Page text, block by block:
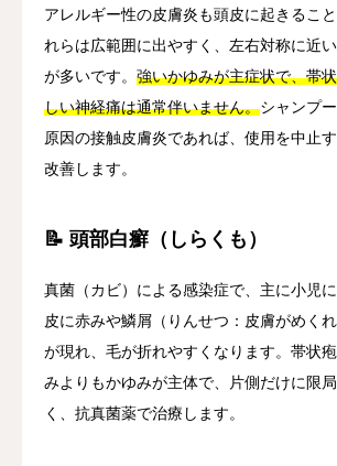
アレルギー性の皮膚炎も頭皮に起きるこ
れらは広範囲に出やすく、左右対称に近
が多いです。 強いかゆみが主症状で、帯
しい神経痛は通常伴いません。シャンプ
原因の接触皮膚炎であれば、使用を中止
改善します。
📝 頭部白癬（しらくも）
真菌（カビ）による感染症で、主に小児
皮に赤みや鱗屑（りんせつ：皮膚がめくれ
が現れ、毛が折れやすくなります。帯状
みよりもかゆみが主体で、片側だけに限
く、抗真菌薬で治療します。